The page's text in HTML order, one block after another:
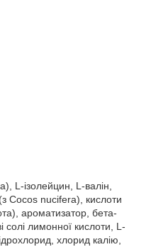
L-ізолейцин, L-валін,
Cocos nucifera), кислоти
ароматизатор, бета-
солі лимонної кислоти, L-
хлорид калію,